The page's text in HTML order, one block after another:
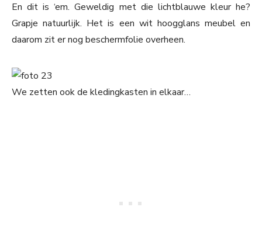
En dit is ‘em. Geweldig met die lichtblauwe kleur he?
Grapje natuurlijk. Het is een wit hoogglans meubel en
daarom zit er nog beschermfolie overheen.
We zetten ook de kledingkasten in elkaar…